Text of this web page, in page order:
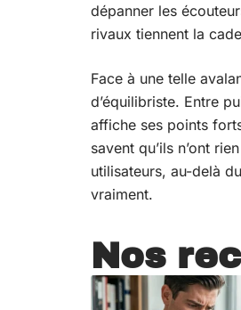
dépanner les
rivaux tiennent la
Face à une telle
d’équilibriste. Entre
affiche ses points
savent qu’ils n’ont
utilisateurs, au-delà
vraiment.
Nos